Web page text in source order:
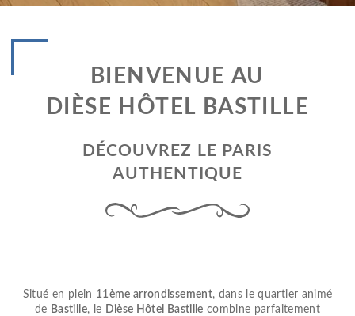
BIENVENUE AU
DIÈSE HÔTEL BASTILLE
DÉCOUVREZ LE PARIS
AUTHENTIQUE
Situé en plein 11ème arrondissement, dans le quartier animé
de Bastille, le Dièse Hôtel Bastille combine parfaitement